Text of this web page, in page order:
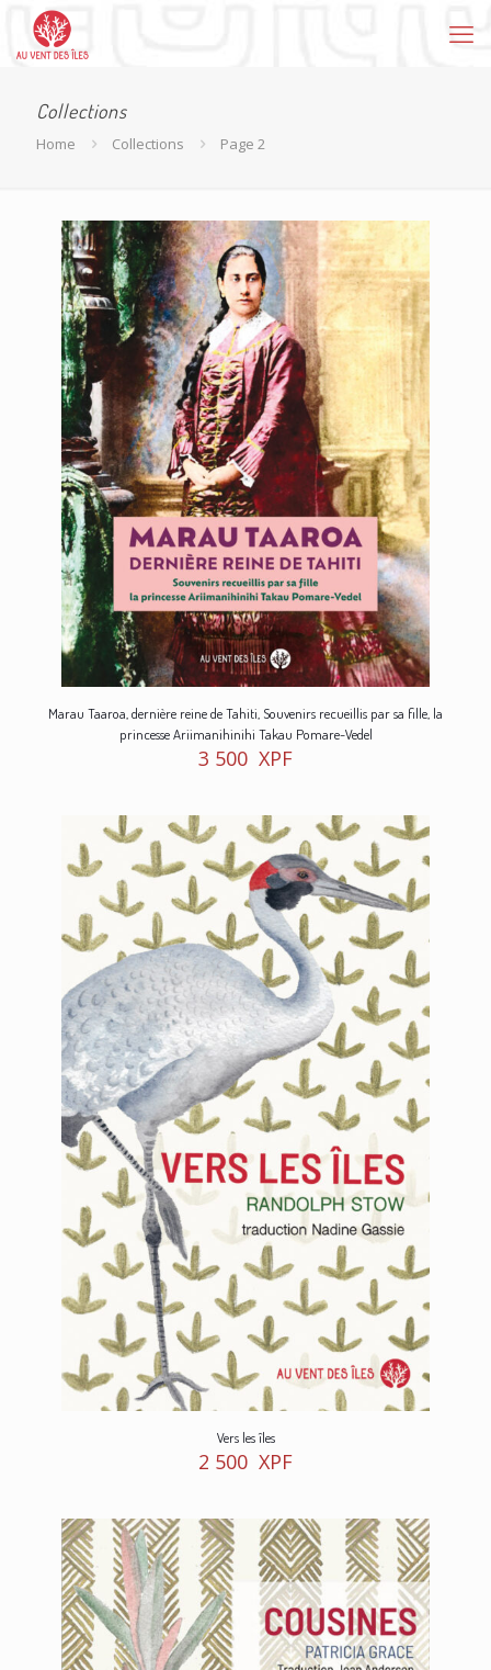
Collections
Home Collections Page 2
Marau Taaroa, dernière reine de Tahiti, Souvenirs recueillis par sa fille, la
princesse Ariimanihinihi Takau Pomare-Vedel
3 500 XPF
Vers les îles
2 500 XPF